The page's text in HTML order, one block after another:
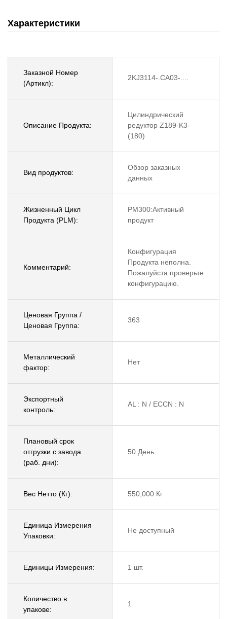
Характеристики
Заказной Номер
(Артикл):
2KJ3114-.CA03-....
Описание Продукта:
Цилиндрический
редуктор Z189-K3-
(180)
Вид продуктов:
Обзор заказных
данных
Жизненный Цикл
Продукта (PLM):
PM300:Активный
продукт
Комментарий:
Конфигурация
Продукта неполна.
Пожалуйста проверьте
конфигурацию.
Ценовая Группа /
Ценовая Группа:
363
Металлический
фактор:
Нет
Экспортный
контроль:
AL : N / ECCN : N
Плановый срок
отгрузки с завода
(раб. дни):
50 День
Вес Нетто (Кг): 550,000 Кг
Единица Измерения
Упаковки:
Не доступный
Единицы Измерения: 1 шт.
Количество в
упакове:
1